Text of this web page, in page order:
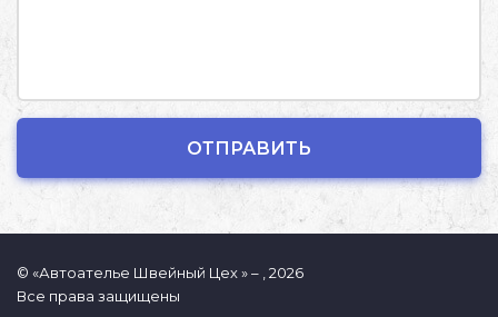
© «Автоателье Швейный Цех » – , 2026
Все права защищены